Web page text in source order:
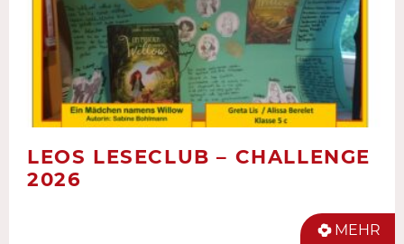
LEOS LESECLUB – CHALLENGE
2026
MEHR